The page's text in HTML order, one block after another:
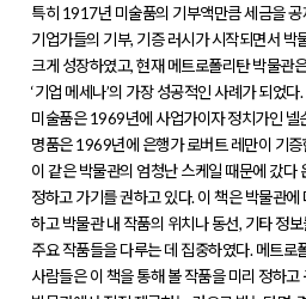
특히 1917년 미술품의 기부액만큼 세금을
기업가들의 기부, 기증 러시가 시작되면서 박
크게 성장하였고, 현재 메트로폴리탄 박물관
‘기업 메세나’의 가장 성공적인 사례가 되었
미술품은 1969년에 사업가이자 정치가인 넬
명품은 1969년에 은행가 로버트 레만이 기증
이 같은 박물관의 엄청난 스케일 때문에 갔다
정하고 가기를 권하고 있다. 이 책은 박물관
하고 박물관 내 작품의 위치나 동선, 기타 정
주요 작품들을 다루는 데 집중하였다. 메트로
사람들은 이 책을 통해 볼 작품을 미리 정하